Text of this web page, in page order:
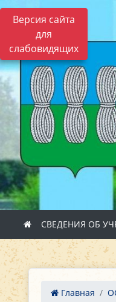
Версия сайта
для
слабовидящих
СВЕДЕНИЯ ОБ
Главная